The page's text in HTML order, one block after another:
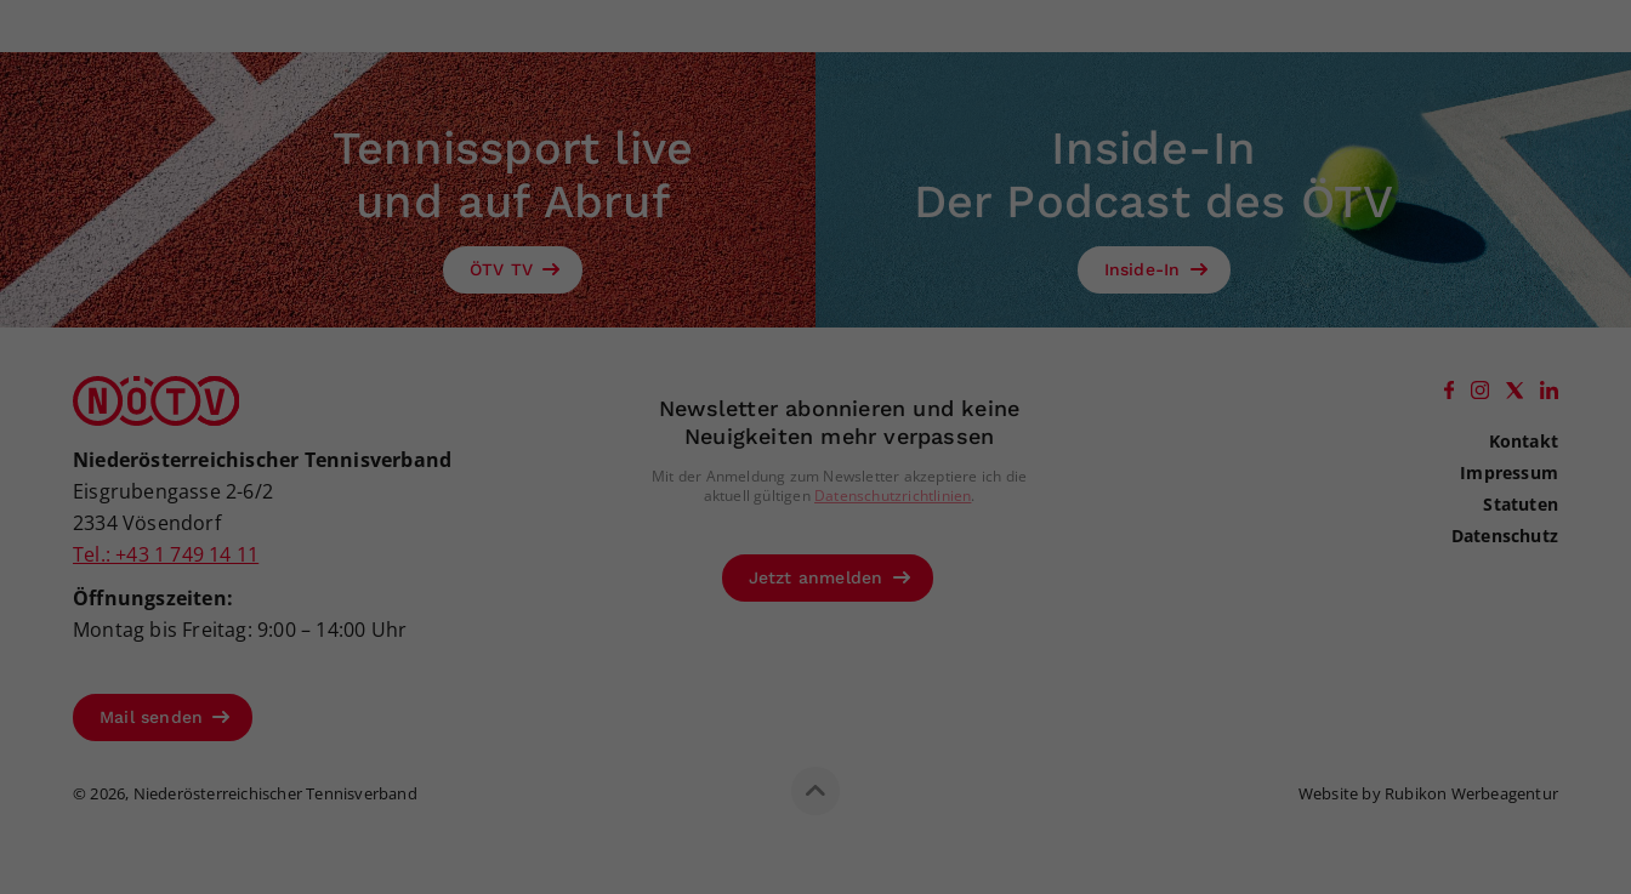
Tennissport live
und auf Abruf
ÖTV TV
Inside-In
Der Podcast des ÖTV
Inside-In
Niederösterreichischer Tennisverband
Eisgrubengasse 2-6/2
2334 Vösendorf
Tel.: +43 1 749 14 11
Öffnungszeiten:
Montag bis Freitag: 9:00 – 14:00 Uhr
Mail senden
Newsletter abonnieren und keine
Neuigkeiten mehr verpassen
Mit der Anmeldung zum Newsletter akzeptiere ich die
aktuell gültigen Datenschutzrichtlinien.
Jetzt anmelden
Kontakt
Impressum
Statuten
Datenschutz
© 2026, Niederösterreichischer Tennisverband Website by Rubikon Werbeagentur